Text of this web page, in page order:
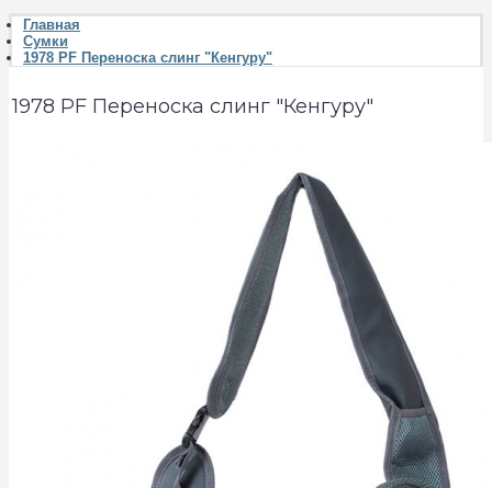
Главная
Сумки
1978 PF Переноска слинг "Кенгуру"
1978 PF Переноска слинг "Кенгуру"